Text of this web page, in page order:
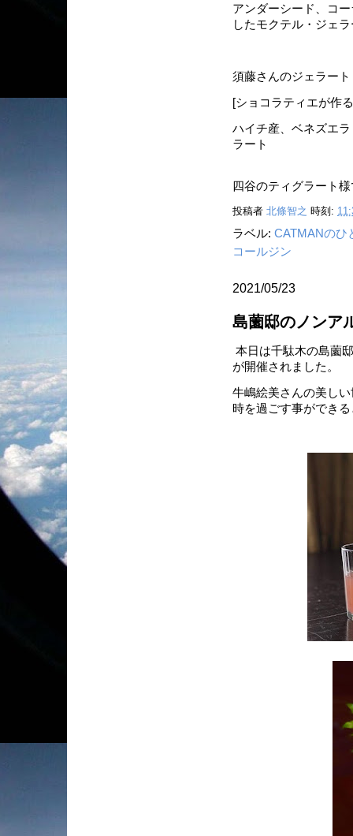
アンダーシード、コ
したモクテル・ジェ
須藤さんのジェラート
[ショコラティエが作
ハイチ産、ベネズエ
ラート
四谷のティグラート
投稿者 北條智之 時刻:
ラベル: CATMANのひ
コールジン
2021/05/23
島薗邸のノンア
本日は千駄木の島薗
が開催されました。
牛嶋絵美さんの美し
時を過ごす事ができ